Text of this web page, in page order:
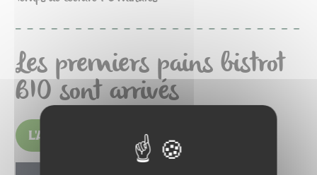
Les premiers pains bistrot
BIO sont arrivés
L'ACTUALITÉ Publié le